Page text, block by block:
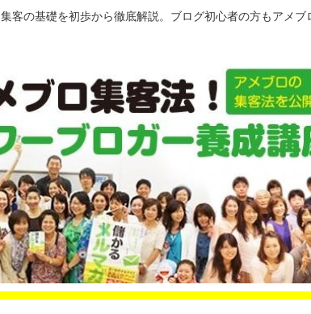
客の基礎を初歩から徹底解説。ブログ初心者の方もアメブ